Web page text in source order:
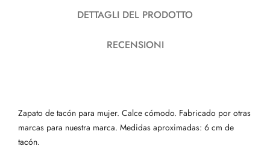
DETTAGLI DEL PRODOTTO
RECENSIONI
Zapato de tacón para mujer. Calce cómodo. Fabricado por otras
marcas para nuestra marca. Medidas aproximadas: 6 cm de
tacón.